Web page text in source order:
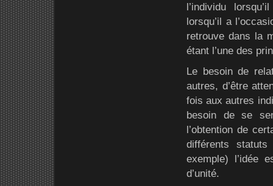
l’individu
lorsqu’il a
retrouve dans la
étant l’une des
Le besoin de
autres, d’être
fois aux autres
besoin de se
l’obtention de
différents statuts
exemple) l’idée
d’unité.